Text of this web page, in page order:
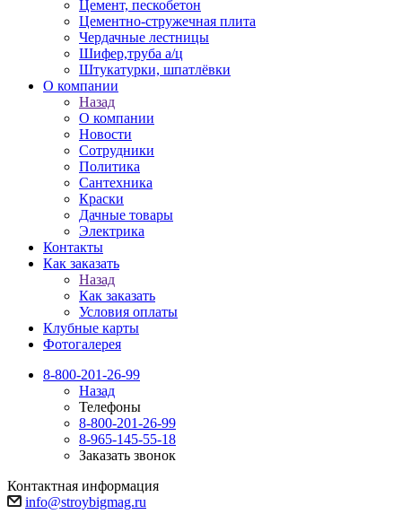
Цемент, пескобетон
Цементно-стружечная плита
Чердачные лестницы
Шифер,труба а/ц
Штукатурки, шпатлёвки
О компании
Назад
О компании
Новости
Сотрудники
Политика
Сантехника
Краски
Дачные товары
Электрика
Контакты
Как заказать
Назад
Как заказать
Условия оплаты
Клубные карты
Фотогалерея
8-800-201-26-99
Назад
Телефоны
8-800-201-26-99
8-965-145-55-18
Заказать звонок
Контактная информация
info@stroybigmag.ru